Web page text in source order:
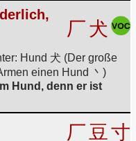
厂犬
Hund 犬 (Der große
einen Hund 丶)
Hund, denn er ist
厂 豆 寸